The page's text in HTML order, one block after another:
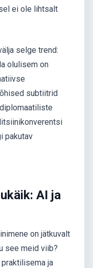
ei ole lihtsalt
selge trend:
olulisem on
subtiitrid
pakutav
AI ja
on jätkuvalt
see meid viib?
ja